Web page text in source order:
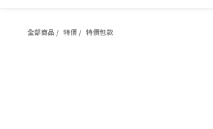
全部商品 / 特價 / 特價包款